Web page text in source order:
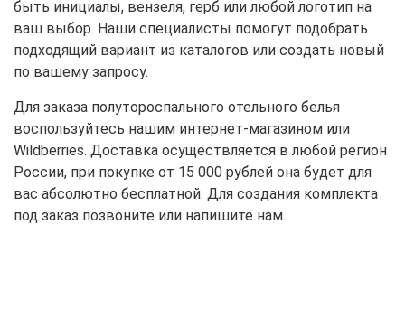
быть инициалы, вензеля, герб или любой логотип на
ваш выбор. Наши специалисты помогут подобрать
подходящий вариант из каталогов или создать новый
по вашему запросу.
Для заказа полутороспального отельного белья
воспользуйтесь нашим интернет-магазином или
Wildberries. Доставка осуществляется в любой регион
России, при покупке от 15 000 рублей она будет для
вас абсолютно бесплатной. Для создания комплекта
под заказ позвоните или напишите нам.